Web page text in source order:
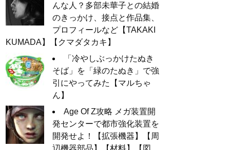
んな人？多部未華子との結婚
のきっかけ、接点と作品集、
プロフィールなど【TAKAKI
KUMADA】【クマダタカキ】
「冷やしぶっかけたぬき
そば」を「緑のたぬき」で強
引にやってみた【マルちゃ
ん】
Age Of Z攻略 メガ装置開
発センターで都市強化装置を
開発せよ！【拡張機器】【周